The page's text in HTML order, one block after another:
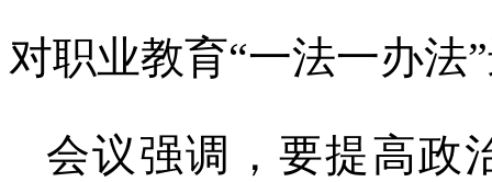
对职业教育“一法一办法
会议强调，要提高政